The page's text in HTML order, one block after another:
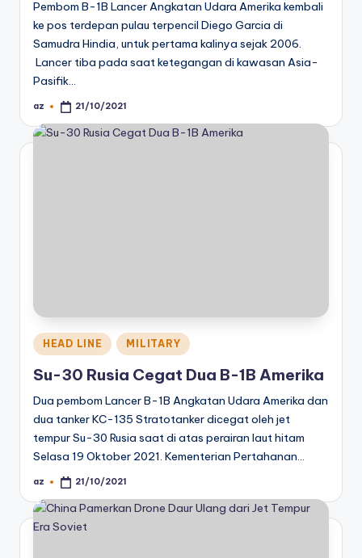
Pembom B-1B Lancer Angkatan Udara Amerika kembali
ke pos terdepan pulau terpencil Diego Garcia di
Samudra Hindia, untuk pertama kalinya sejak 2006.
Lancer tiba pada saat ketegangan di kawasan Asia-
Pasifik…
Posted
az 21/10/2021
Posted
in
HEAD LINE MILITARY
Su-30 Rusia Cegat Dua B-1B Amerika
Dua pembom Lancer B-1B Angkatan Udara Amerika dan
dua tanker KC-135 Stratotanker dicegat oleh jet
tempur Su-30 Rusia saat di atas perairan laut hitam
Selasa 19 Oktober 2021. Kementerian Pertahanan…
Posted
az 21/10/2021